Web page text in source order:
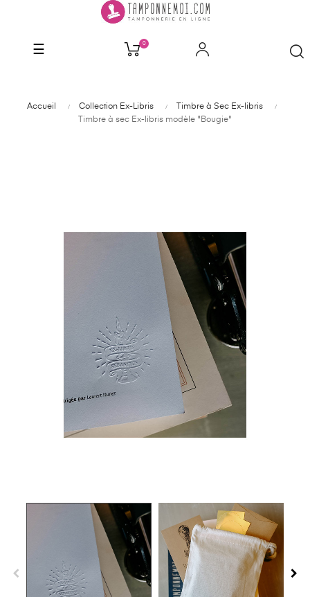
Basculer
☰ 0
Accueil Collection Ex-Libris
Timbre à Sec Ex-libris
Timbre à sec Ex-libris modèle "Bougie"